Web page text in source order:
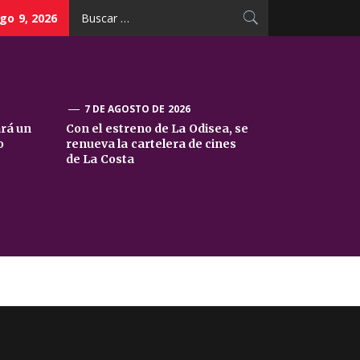
9, 2026
un
7 DE AGOSTO DE 2026
Con el estreno de La Odisea, se
renueva la cartelera de cines
de La Costa